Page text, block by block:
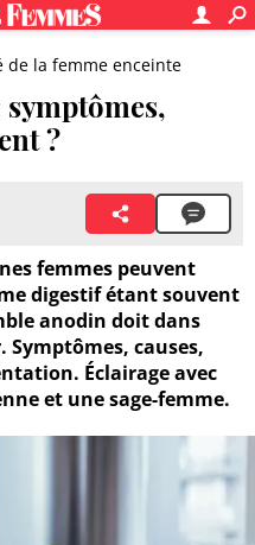
de la femme enceinte
?
femmes peuvent
digestif étant souvent
anodin doit dans
causes,
Éclairage avec
et une sage-femme.